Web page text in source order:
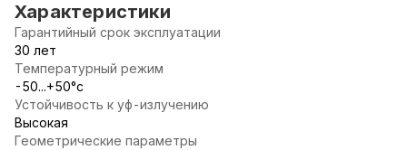
Характеристики
Гарантийный срок эксплуатации
30 лет
Температурный режим
-50...+50°с
Устойчивость к уф-излучению
Высокая
Геометрические параметры